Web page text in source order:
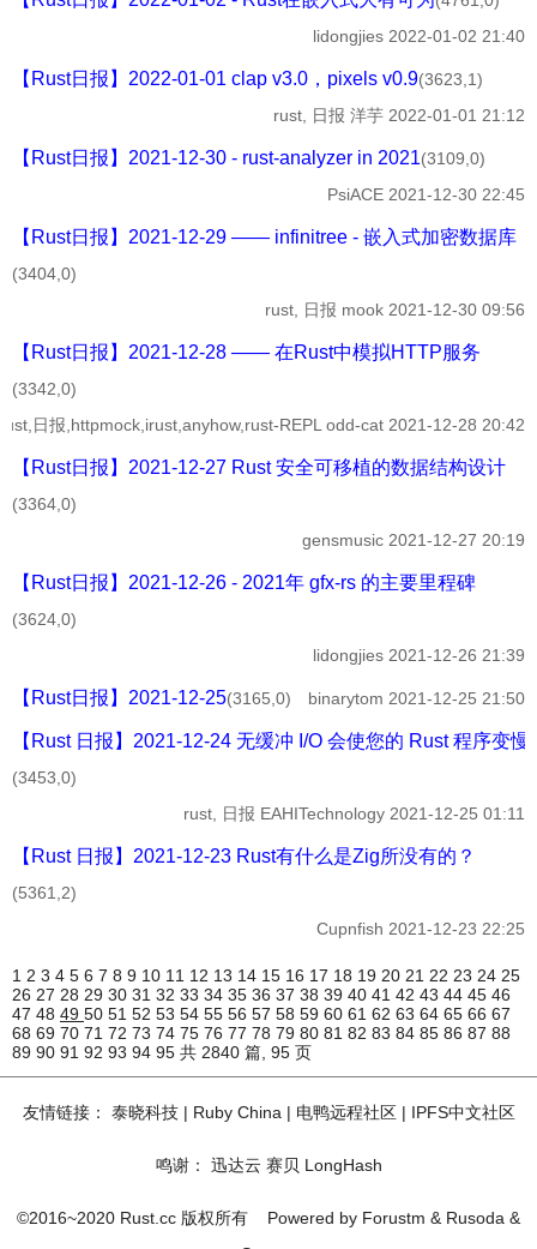
lidongjies 2022-01-02 21:40
【Rust日报】2022-01-01 clap v3.0，pixels v0.9(3623,1)
rust, 日报 洋芋 2022-01-01 21:12
【Rust日报】2021-12-30 - rust-analyzer in 2021(3109,0)
PsiACE 2021-12-30 22:45
【Rust日报】2021-12-29 —— infinitree - 嵌入式加密数据库
(3404,0)
rust, 日报 mook 2021-12-30 09:56
【Rust日报】2021-12-28 —— 在Rust中模拟HTTP服务
(3342,0)
rust,日报,httpmock,irust,anyhow,rust-REPL odd-cat 2021-12-28 20:42
【Rust日报】2021-12-27 Rust 安全可移植的数据结构设计
(3364,0)
gensmusic 2021-12-27 20:19
【Rust日报】2021-12-26 - 2021年 gfx-rs 的主要里程碑
(3624,0)
lidongjies 2021-12-26 21:39
【Rust日报】2021-12-25(3165,0) binarytom 2021-12-25 21:50
【Rust 日报】2021-12-24 无缓冲 I/O 会使您的 Rust 程序变慢
(3453,0)
rust, 日报 EAHITechnology 2021-12-25 01:11
【Rust 日报】2021-12-23 Rust有什么是Zig所没有的？
(5361,2)
Cupnfish 2021-12-23 22:25
1 2 3 4 5 6 7 8 9 10 11 12 13 14 15 16 17 18 19 20 21 22 23 24 25
26 27 28 29 30 31 32 33 34 35 36 37 38 39 40 41 42 43 44 45 46
47 48 49 50 51 52 53 54 55 56 57 58 59 60 61 62 63 64 65 66 67
68 69 70 71 72 73 74 75 76 77 78 79 80 81 82 83 84 85 86 87 88
89 90 91 92 93 94 95 共 2840 篇, 95 页
友情链接： 泰晓科技| Ruby China | 电鸭远程社区| IPFS中文社区
鸣谢： 迅达云 赛贝 LongHash
©2016~2020 Rust.cc 版权所有 Powered by Forustm & Rusoda &